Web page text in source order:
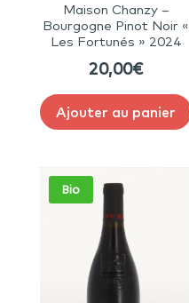
Maison Chanzy –
Bourgogne Pinot Noir «
Les Fortunés » 2024
20,00€
Ajouter au panier
Bio